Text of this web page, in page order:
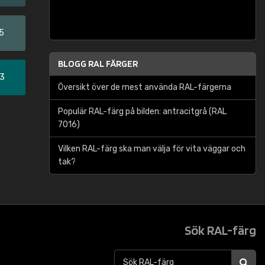
BLOGG RAL FÄRGER
Översikt över de mest använda RAL-färgerna
Populär RAL-färg på bilden: antracitgrå (RAL
7016)
Vilken RAL-färg ska man välja för vita väggar och
tak?
Sök RAL-färg